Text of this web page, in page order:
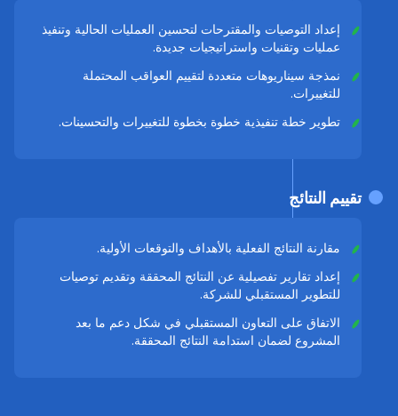
إعداد التوصيات والمقترحات لتحسين العمليات الحالية وتنفيذ
عمليات وتقنيات واستراتيجيات جديدة.
نمذجة سيناريوهات متعددة لتقييم العواقب المحتملة
للتغييرات.
تطوير خطة تنفيذية خطوة بخطوة للتغييرات والتحسينات.
مقارنة النتائج الفعلية بالأهداف والتوقعات الأولية.
إعداد تقارير تفصيلية عن النتائج المحققة وتقديم توصيات
للتطوير المستقبلي للشركة.
الاتفاق على التعاون المستقبلي في شكل دعم ما بعد
المشروع لضمان استدامة النتائج المحققة.
تقييم النتائج